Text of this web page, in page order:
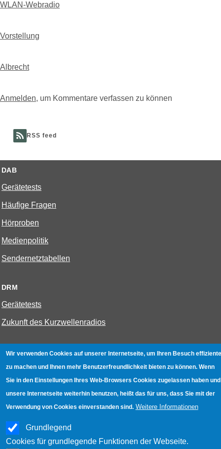
WLAN-Webradio
Vorstellung
Albrecht
Anmelden, um Kommentare verfassen zu können
RSS feed
DAB
Gerätetests
Häufige Fragen
Hörproben
Medienpolitik
Sendernetztabellen
DRM
Gerätetests
Zukunft des Kurzwellenradios
W-LAN
Bestenliste
Geräte mit Aufnahmefunktion
Gerätetests
Hotspot absichern
WLAN-Testbuch
Wir verwenden Cookies auf unserer Internetseite, um Ihren Besuch
zu machen und Ihnen mehr Benutzerfreundlichkeit bieten zu können. Wenn
Sie in den Einstellungen Ihres Web-Browsers Cookies zugelassen haben und
unsere Internetseite weiterhin benutzen, heißt das für uns, dass Sie mit der
Verwendung von Cookies einverstanden sind. Weitere Informationen
Grundlegend
Cookies für grundlegende Funktionen der Webseite.